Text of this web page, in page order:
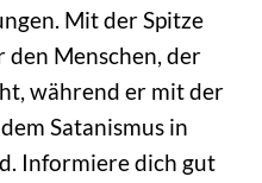
Mit der Spitze
den Menschen, der
während er mit der
Satanismus in
Informiere dich gut